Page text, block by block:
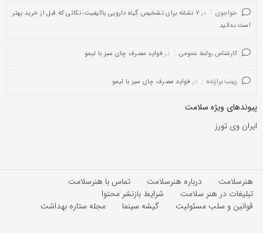
خواجوی در
۷ نشانه برای تشخیص گیاه دارویی باکیفیت؛ نکاتی که قبل از خرید بهتر
است بدانید
کارشناس روابط عمومی در فواید مصرف چای سبز با لیمو
زینب برازنده در فواید مصرف چای سبز با لیمو
پیوندهای ویژه سلامت
ایران وی تورز
هنرسلامت درباره هنرسلامت
تماس با هنرسلامت
تبلیغات در هنر سلامت
شرایط بازنشر محتوا
قوانین و سلب مسئولیت
گیشه سینما مجله ستاره بهداشت